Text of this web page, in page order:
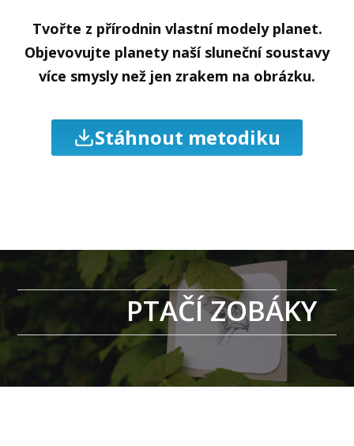
Tvořte z přírodnin vlastní modely planet.
Objevovujte planety naší sluneční soustavy
více smysly než jen zrakem na obrázku.
Stáhnout metodiku
PTAČÍ ZOBÁKY